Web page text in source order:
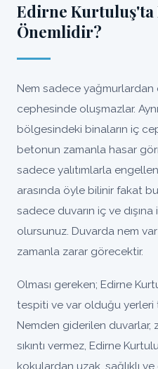
Edirne Kurtuluş'ta
Önemlidir?
Nem sadece yağmurlardan
cephesinde oluşmazlar.
bölgesindeki binaların iç
betonun zamanla hasar
sadece yalıtımlarla
arasında öyle bilinir fakat bu
sadece duvarın iç ve dışına
olursunuz. Duvarda nem
zamanla zarar görecektir.
Olması gereken; Edirne
tespiti ve var olduğu yerleri
Nemden giderilen duvarlar,
sıkıntı vermez, Edirne
kokulardan uzak, sağlıklı